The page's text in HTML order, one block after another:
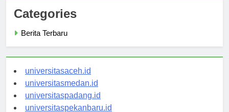
Categories
universitasaceh.id
universitasmedan.id
universitaspadang.id